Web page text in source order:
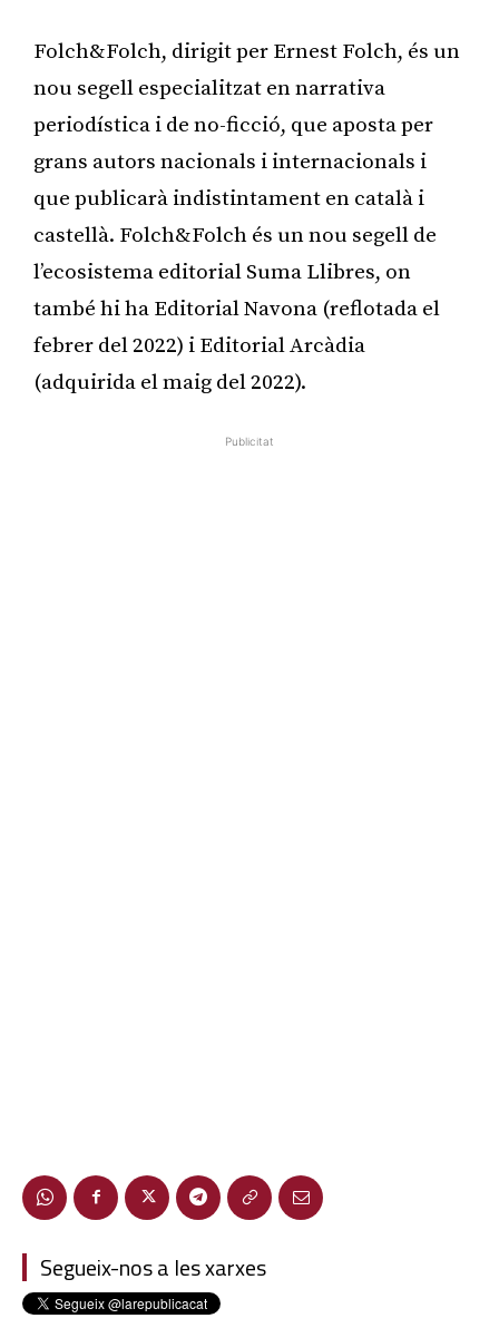
Folch&Folch, dirigit per Ernest Folch, és un
nou segell especialitzat en narrativa
periodística i de no-ficció, que aposta per
grans autors nacionals i internacionals i
que publicarà indistintament en català i
castellà. Folch&Folch és un nou segell de
l’ecosistema editorial Suma Llibres, on
també hi ha Editorial Navona (reflotada el
febrer del 2022) i Editorial Arcàdia
(adquirida el maig del 2022).
Publicitat
Segueix-nos a les xarxes